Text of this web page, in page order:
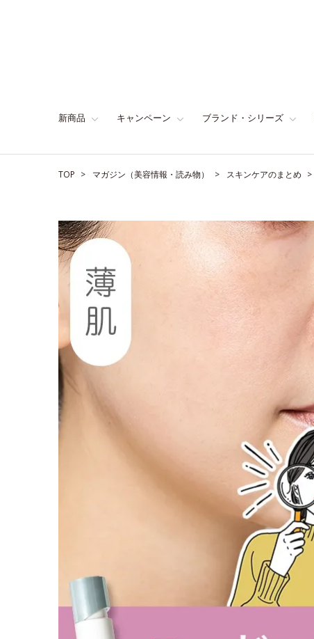
新商品 キャンペーン ブランド・シリーズ
TOP マガジン（美容情報・読み物） スキンケアのまとめ